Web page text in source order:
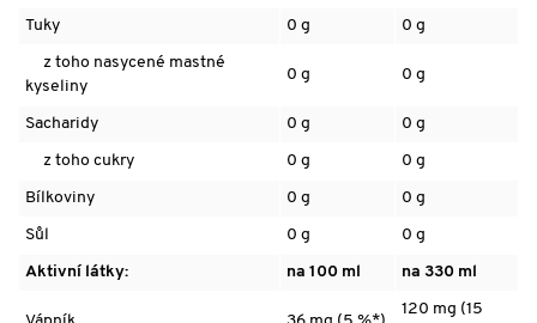
Tuky 0 g 0 g
z toho nasycené mastné
kyseliny
0 g 0 g
Sacharidy 0 g 0 g
z toho cukry 0 g 0 g
Bílkoviny 0 g 0 g
Sůl 0 g 0 g
Aktivní látky: na 100 ml na 330 ml
120 mg (15